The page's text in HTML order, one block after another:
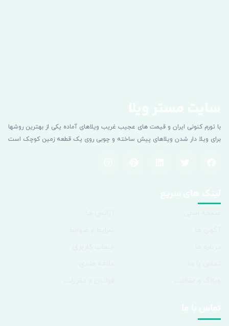
با تورم کنونی ایران و قیمت های عجیب غریب ویلاهای آماده یکی از بهترین روشها
برای ویلا دار شدن ویلاهای پیش ساخته و چوبی روی یک قطعه زمین کوچک است